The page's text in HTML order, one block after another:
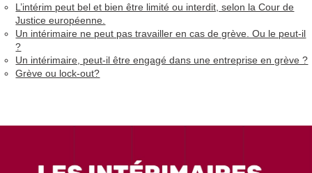
L’intérim peut bel et bien être limité ou interdit, selon la Cour de
Justice européenne.
Un intérimaire ne peut pas travailler en cas de grève. Ou le peut-il
?
Un intérimaire, peut-il être engagé dans une entreprise en grève ?
Grève ou lock-out?